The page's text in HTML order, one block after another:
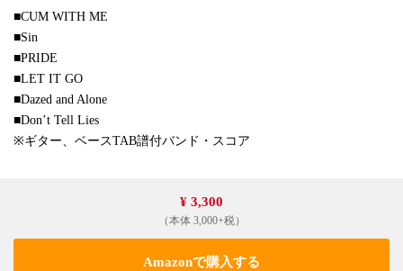
■CUM WITH ME
■Sin
■PRIDE
■LET IT GO
■Dazed and Alone
■Don’t Tell Lies
※ギター、ベースTAB譜付バンド・スコア
¥ 3,300
（本体 3,000+税）
Amazonで購入する